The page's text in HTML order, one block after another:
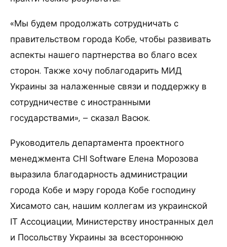
«Мы будем продолжать сотрудничать с
правительством города Кобе, чтобы развивать
аспекты нашего партнерства во благо всех
сторон. Также хочу поблагодарить МИД
Украины за налаженные связи и поддержку в
сотрудничестве с иностранными
государствами», – сказал Васюк.
Руководитель департамента проектного
менеджмента CHI Software Елена Морозова
выразила благодарность администрации
города Кобе и мэру города Кобе господину
Хисамото сан, нашим коллегам из украинской
ІТ Ассоциации, Министерству иностранных дел
и Посольству Украины за всестороннюю